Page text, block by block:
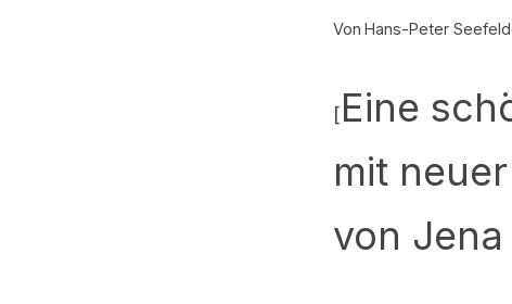
Von Hans-Peter
[Eine
mit
von Jena